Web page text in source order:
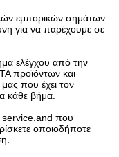
εμπορικών σημάτων
για να παρέχουμε σε
ελέγχου από την
προϊόντων και
που έχει τον
κάθε βήμα.
που
οποιοδήποτε